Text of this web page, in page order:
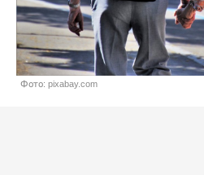
Фото: pixabay.com